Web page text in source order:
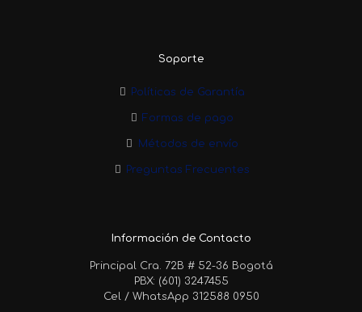
Soporte
Políticas de Garantía
Formas de pago
Métodos de envío
Preguntas Frecuentes
Información de Contacto
Principal Cra. 72B # 52-36 Bogotá
PBX: (601) 3247455
Cel / WhatsApp 312588 0950